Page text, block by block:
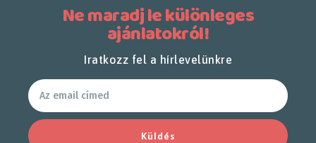
Ne maradj le különleges
ajánlatokról!
Iratkozz fel a hírlevelünkre
Küldés